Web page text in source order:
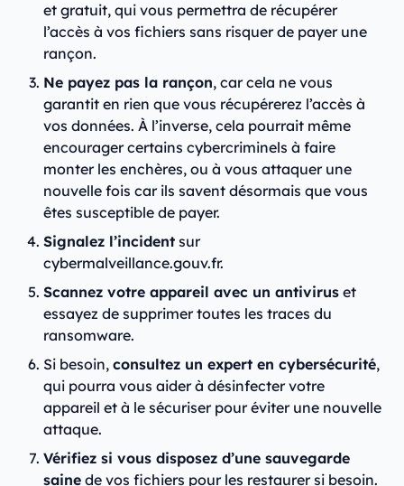
et gratuit, qui vous permettra de récupérer
l’accès à vos fichiers sans risquer de payer une
rançon.
Ne payez pas la rançon, car cela ne vous
garantit en rien que vous récupérerez l’accès à
vos données. À l’inverse, cela pourrait même
encourager certains cybercriminels à faire
monter les enchères, ou à vous attaquer une
nouvelle fois car ils savent désormais que vous
êtes susceptible de payer.
Signalez l’incident sur
cybermalveillance.gouv.fr.
Scannez votre appareil avec un antivirus et
essayez de supprimer toutes les traces du
ransomware.
Si besoin, consultez un expert en cybersécurité,
qui pourra vous aider à désinfecter votre
appareil et à le sécuriser pour éviter une nouvelle
attaque.
Vérifiez si vous disposez d’une sauvegarde
saine de vos fichiers pour les restaurer si besoin.